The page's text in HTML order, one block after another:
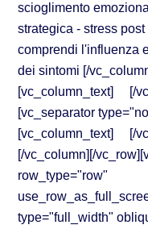
scioglimento
strategica - stress
comprendi l'influenza
dei sintomi [/
[vc_column_text] [/
[vc_separator
[vc_column_text] [/
[/vc_column][/
row_type="row"
type="full_width"